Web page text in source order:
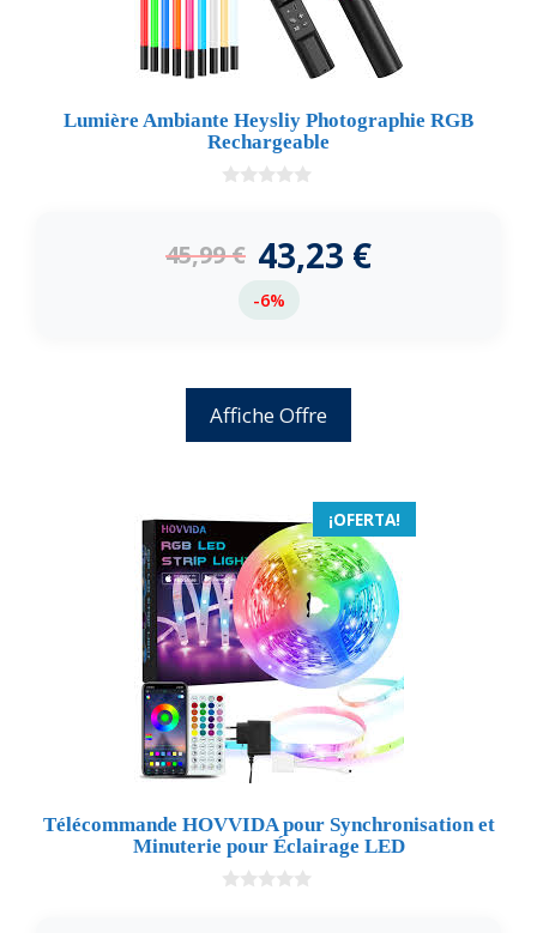
Lumière Ambiante Heysliy Photographie RGB
Rechargeable
5
45,99€ 43,23 €
-6%
Affiche Offre
¡OFERTA!
Télécommande HOVVIDA pour Synchronisation et
Minuterie pour Éclairage LED